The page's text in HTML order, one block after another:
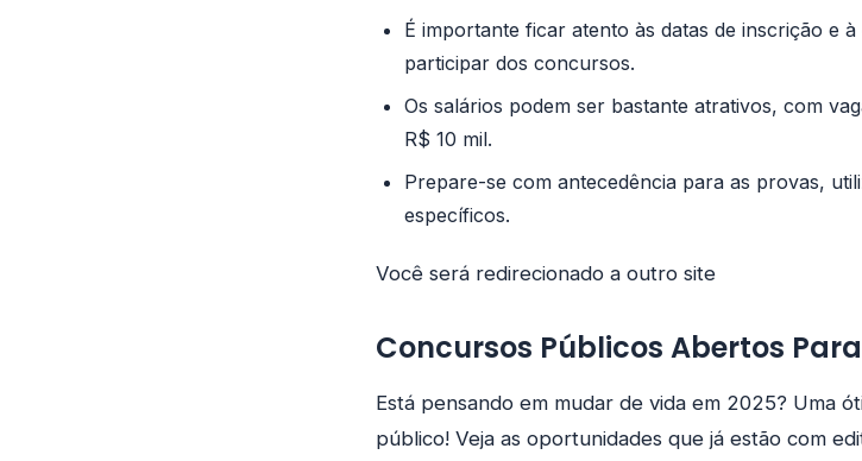
É importante ficar atento às datas de inscrição e
participar dos concursos.
Os salários podem ser bastante atrativos, com
R$ 10 mil.
Prepare-se com antecedência para as provas,
específicos.
Você será redirecionado a outro site
Concursos Públicos Abertos
Está pensando em mudar de vida em 2025? Uma
público! Veja as oportunidades que já estão com